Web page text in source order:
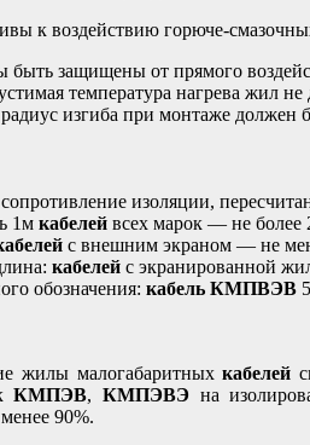
к воздействию горюче-
быть защищены от прямого
температура нагрева жил
изгиба при монтаже должен
сопротивление изоляции,
1м кабелей всех марок — не
с внешним экраном — не
кабелей с экранированной
обозначения: кабель КМПВЭВ
жилы малогабаритныхкабелей
КМПЭВ, КМПЭВЭна
90%.